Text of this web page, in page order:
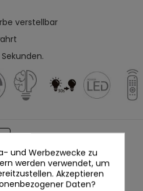
verstellbar
und Werbezwecke zu
werden verwendet, um
Akzeptieren
Daten?